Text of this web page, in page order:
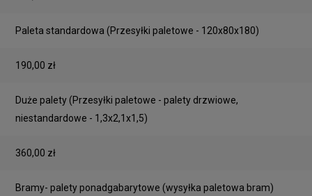
Paleta standardowa (Przesyłki paletowe - 120x80x180)
190,00 zł
Duże palety(Przesyłki paletowe - palety drzwiowe,
niestandardowe - 1,3x2,1x1,5)
360,00 zł
Bramy- palety ponadgabarytowe (wysyłka paletowa bram)